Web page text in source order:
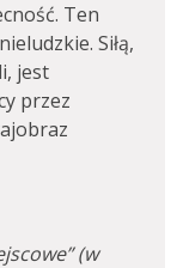
Ten
Siłą,
jest
przez
(w